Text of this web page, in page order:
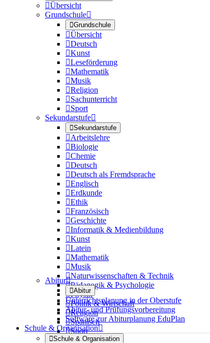
Übersicht
Grundschule
Grundschule
Übersicht
Deutsch
Kunst
Leseförderung
Mathematik
Musik
Religion
Sachunterricht
Sport
Sekundarstufe
Sekundarstufe
Arbeitslehre
Biologie
Chemie
Deutsch
Deutsch als Fremdsprache
Englisch
Erdkunde
Ethik
Französisch
Geschichte
Informatik & Medienbildung
Kunst
Latein
Mathematik
Musik
Naturwissenschaften & Technik
Pädagogik & Psychologie
Physik
Politik & Wirtschaft
Religion
Spanisch
Sport
Abitur
Abitur
Unterrichtsplanung in der Oberstufe
Abitur- und Prüfungsvorbereitung
Software zur Abiturplanung EduPlan
Schule & Organisation
Schule & Organisation